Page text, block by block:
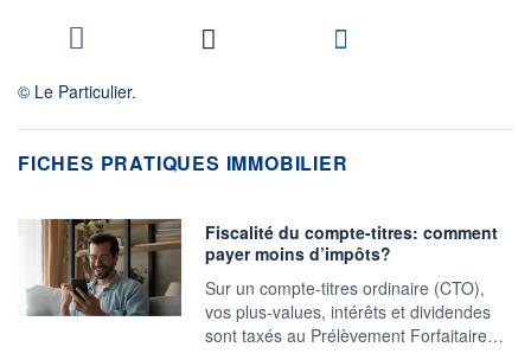
© Le Particulier.
FICHES PRATIQUES IMMOBILIER
Fiscalité du compte-titres: comment
payer moins d’impôts?
Sur un compte-titres ordinaire (CTO),
vos plus-values, intérêts et dividendes
sont taxés au Prélèvement Forfaitaire…